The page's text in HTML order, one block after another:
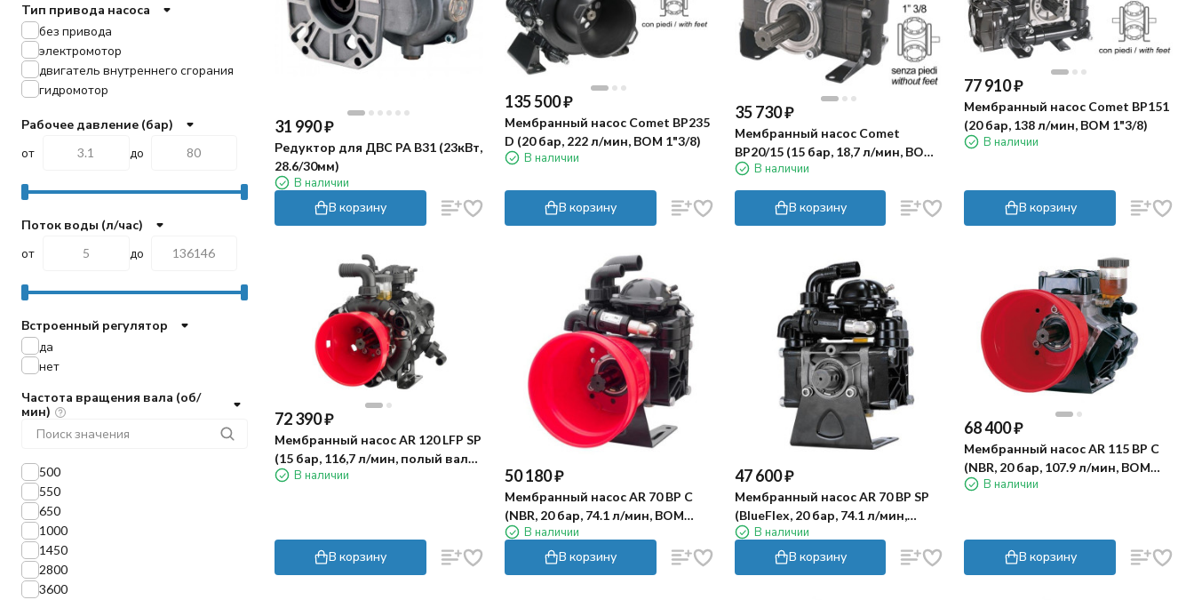
31 990₽
Редуктор для ДВС PA B31 (23кВт,
28.6/30мм)
В наличии
В корзину
135 500₽
Мембранный насос Comet BP235
D (20 бар, 222 л/мин, ВОМ 1"3/8)
В наличии
В корзину
35 730₽
Мембранный насос Comet
BP20/15 (15 бар, 18,7 л/мин, ВОМ
1"3/8)В наличии
В корзину
77 910₽
Мембранный насос Comet BP151
(20 бар, 138 л/мин, ВОМ 1"3/8)
В наличии
В корзину
72 390₽
Мембранный насос AR 120 LFP SP
(15 бар, 116,7 л/мин, полый вал
25 мм)В наличии
В корзину
50 180₽
Мембранный насос AR 70 BP C
(NBR, 20 бар, 74.1 л/мин, ВОМ
1"⅜)В наличии
В корзину
47 600₽
Мембранный насос AR 70 BP SP
(BlueFlex, 20 бар, 74.1 л/мин,
внешний вал 35 мм)
В наличии
В корзину
68 400₽
Мембранный насос AR 115 BP C
(NBR, 20 бар, 107.9 л/мин, ВОМ
1"⅜)В наличии
В корзину
TOR
Zongshen
Agro Pump
EVOLine
HND
Тип привода насоса
без привода
электромотор
двигатель внутреннего сгорания
гидромотор
Рабочее давление (бар)
от
до
Поток воды (л/час)
от
до
Встроенный регулятор
да
нет
Частота вращения вала (об/
мин)
500
550
650
1000
1450
2800
3600